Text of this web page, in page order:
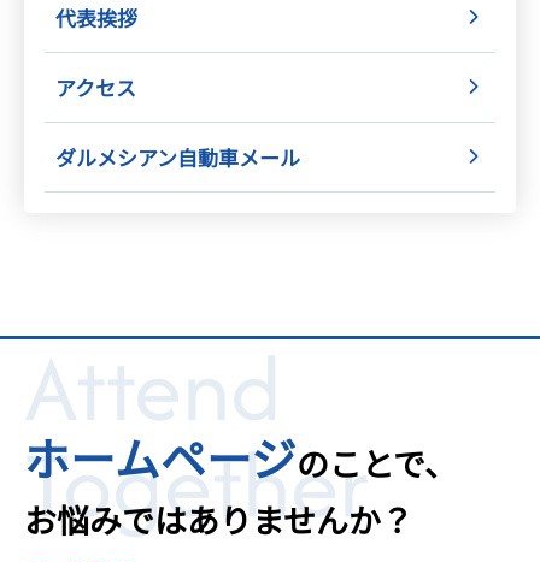
代表挨拶
アクセス
ダルメシアン自動車メール
Attend
Together
ホームページのことで、
お悩みではありませんか？